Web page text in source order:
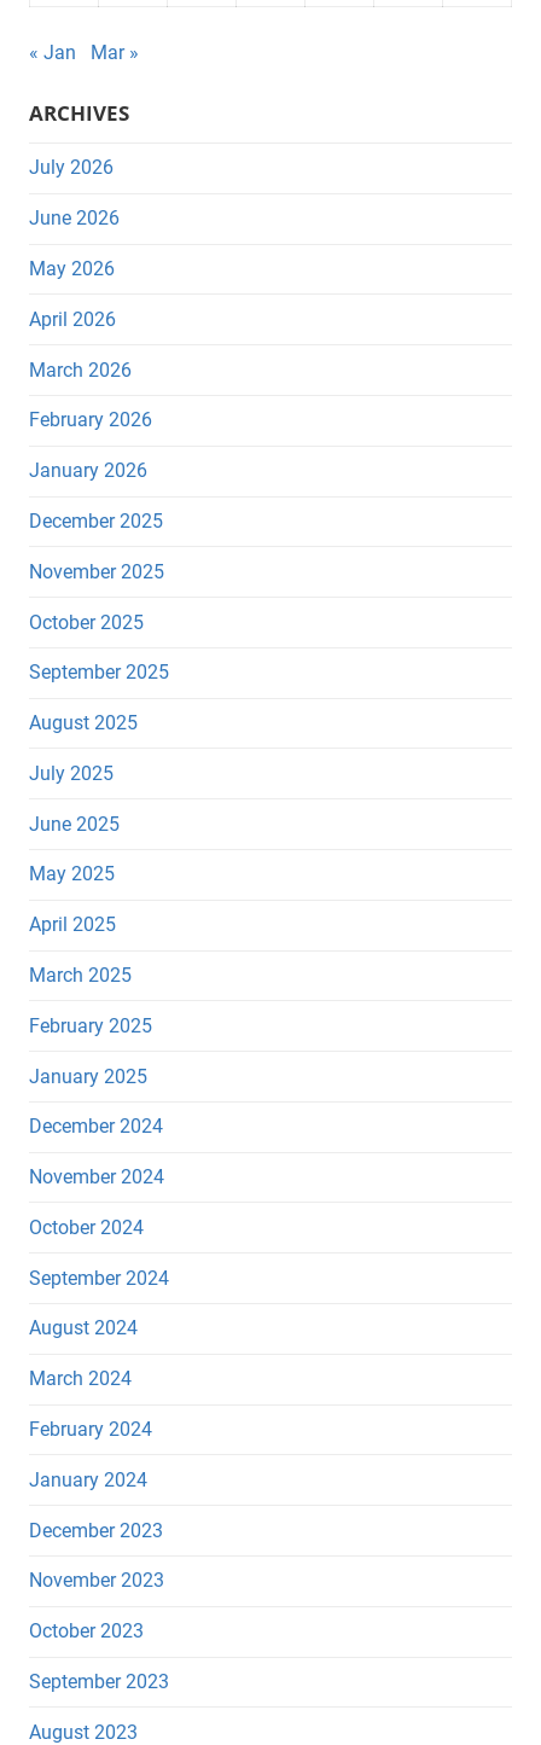
« Jan Mar »
ARCHIVES
July 2026
June 2026
May 2026
April 2026
March 2026
February 2026
January 2026
December 2025
November 2025
October 2025
September 2025
August 2025
July 2025
June 2025
May 2025
April 2025
March 2025
February 2025
January 2025
December 2024
November 2024
October 2024
September 2024
August 2024
March 2024
February 2024
January 2024
December 2023
November 2023
October 2023
September 2023
August 2023